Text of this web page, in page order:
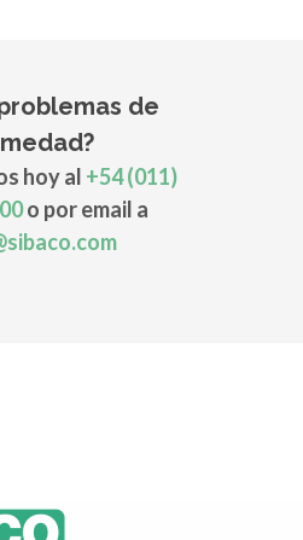
de
hoy al +54 (011)
o por email a